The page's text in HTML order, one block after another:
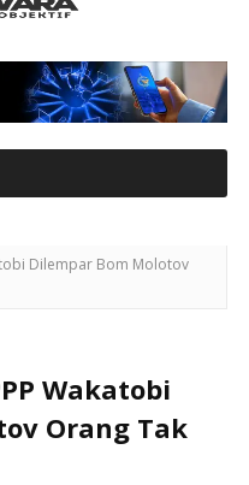
Dilempar Bom Molotov
Wakatobi
Orang Tak